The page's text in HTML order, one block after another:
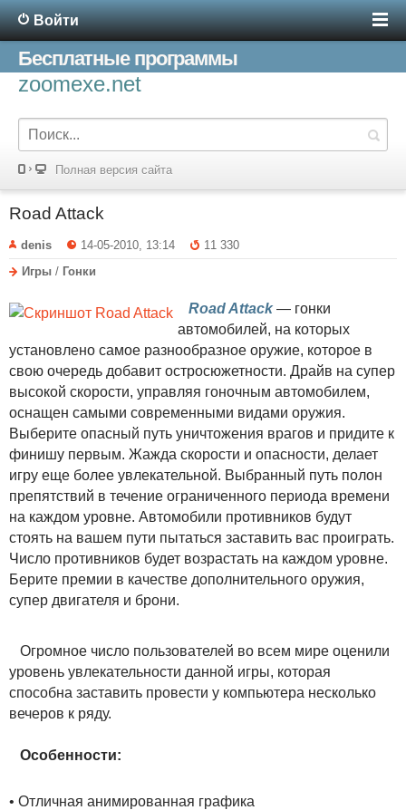
Войти
Бесплатные программы
zoomexe.net
Полная версия сайта
Road Attack
denis 14-05-2010, 13:14
11 330
Игры / Гонки
Road Attack— гонки
автомобилей, на которых
установлено самое разнообразное оружие, которое в
свою очередь добавит остросюжетности. Драйв на супер
высокой скорости, управляя гоночным автомобилем,
оснащен самыми современными видами оружия.
Выберите опасный путь уничтожения врагов и придите к
финишу первым. Жажда скорости и опасности, делает
игру еще более увлекательной. Выбранный путь полон
препятствий в течение ограниченного периода времени
на каждом уровне. Автомобили противников будут
стоять на вашем пути пытаться заставить вас проиграть.
Число противников будет возрастать на каждом уровне.
Берите премии в качестве дополнительного оружия,
супер двигателя и брони.
Огромное число пользователей во всем мире оценили
уровень увлекательности данной игры, которая
способна заставить провести y компьютера несколько
вечеров к ряду.
Особенности:
• Отличная анимированная графика